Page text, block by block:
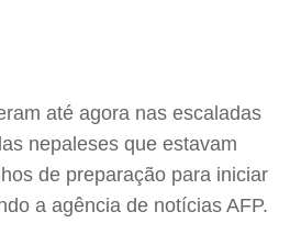
até agora nas escaladas
nepaleses que estavam
de preparação para iniciar
a agência de notícias AFP.